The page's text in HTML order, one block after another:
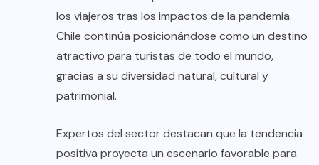
los viajeros tras los impactos de la pandemia.
Chile continúa posicionándose como un destino
atractivo para turistas de todo el mundo,
gracias a su diversidad natural, cultural y
patrimonial.
Expertos del sector destacan que la tendencia
positiva proyecta un escenario favorable para